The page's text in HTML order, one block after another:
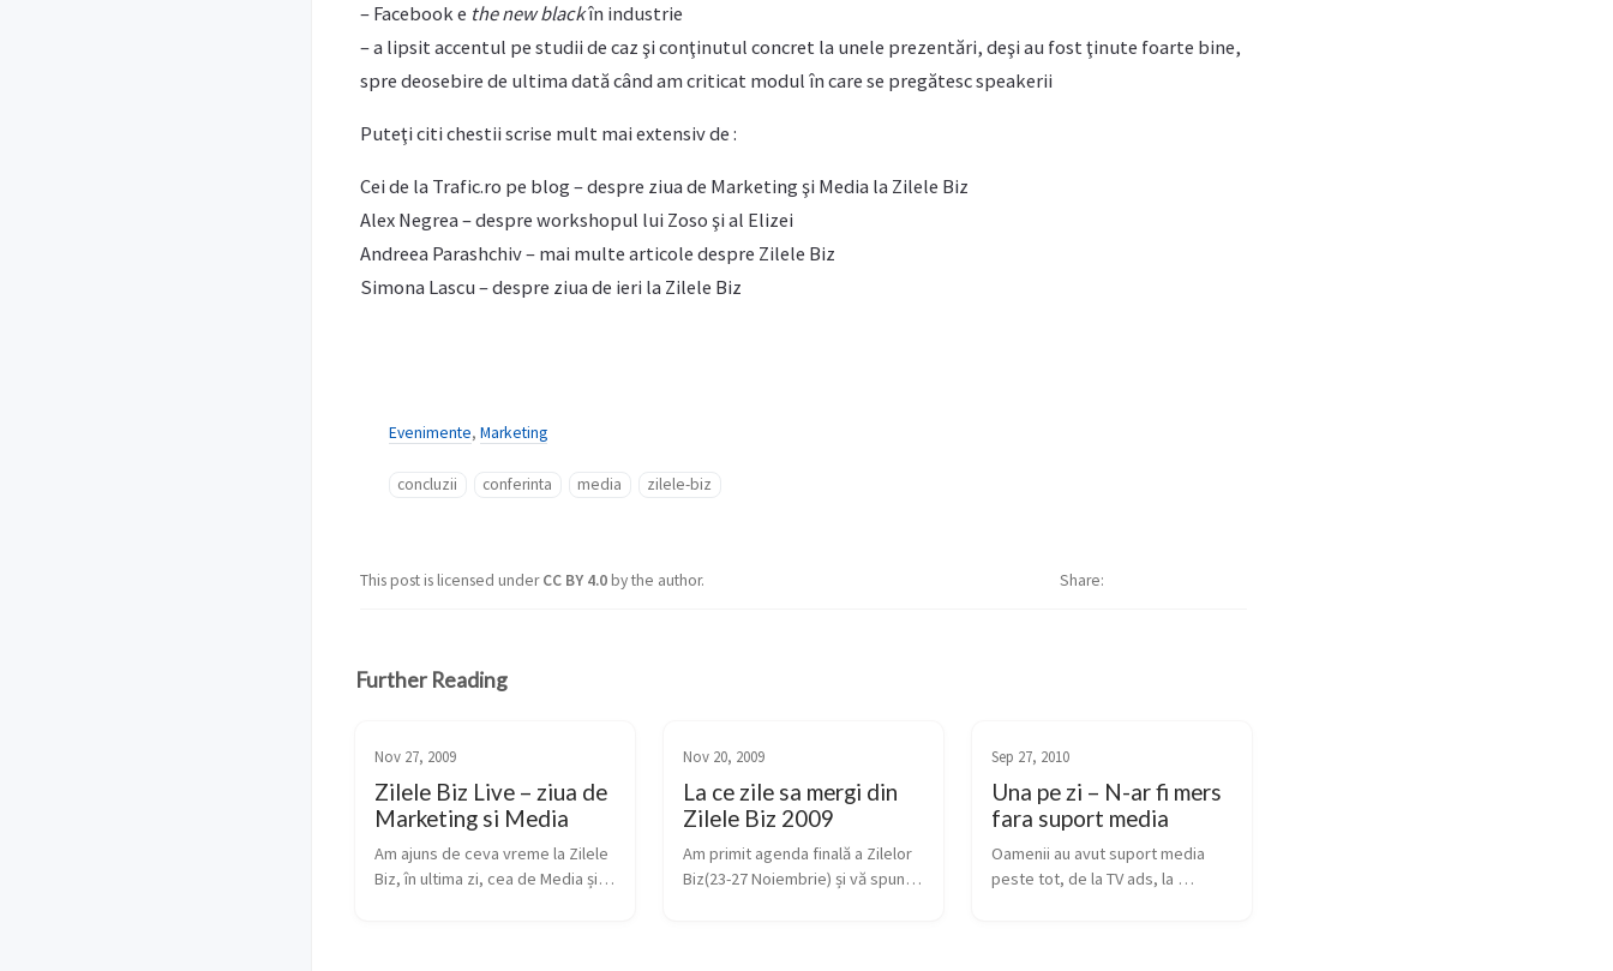
– Facebook e the new blackîn industrie
– a lipsit accentul pe studii de caz şi conţinutul concret la unele prezentări, deşi au fost ţinute foarte bine,
spre deosebire de ultima dată când am criticat modul în care se pregătesc speakerii
Puteţi citi chestii scrise mult mai extensiv de :
Cei de la Trafic.ro pe blog – despre ziua de Marketing şi Media la Zilele Biz
Alex Negrea – despre workshopul lui Zoso şi al Elizei
Andreea Parashchiv – mai multe articole despre Zilele Biz
Simona Lascu – despre ziua de ieri la Zilele Biz
Evenimente, Marketing
concluzii conferinta media zilele-biz
This post is licensed underCC BY 4.0by the author. Share
Further Reading
Nov 27, 2009
Zilele Biz Live – ziua de
Marketing si Media
Am ajuns de ceva vreme la Zilele
Biz, în ultima zi, cea de Media și
Nov 20, 2009
La ce zile sa mergi din
Zilele Biz 2009
Am primit agenda finală a Zilelor
Biz(23-27 Noiembrie) și vă spun
Sep 27, 2010
Una pe zi – N-ar fi mers
fara suport media
Oamenii au avut suport media
peste tot, de la TV ads, la